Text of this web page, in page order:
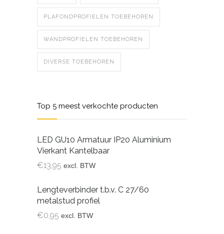
PLAFONDPROFIELEN TOEBEHOREN
WANDPROFIELEN TOEBEHOREN
DIVERSE TOEBEHOREN
Top 5 meest verkochte producten
LED GU10 Armatuur IP20 Aluminium
Vierkant Kantelbaar
€13,95 excl. BTW
Lengteverbinder t.b.v. C 27/60
metalstud profiel
€0,95 excl. BTW